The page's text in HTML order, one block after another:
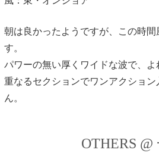
朝は良かったようですが、この時間
す。
パワーの無い厚くワイドな波で、よ
重なるセクションでワンアクショ
ん。
OTHERS @